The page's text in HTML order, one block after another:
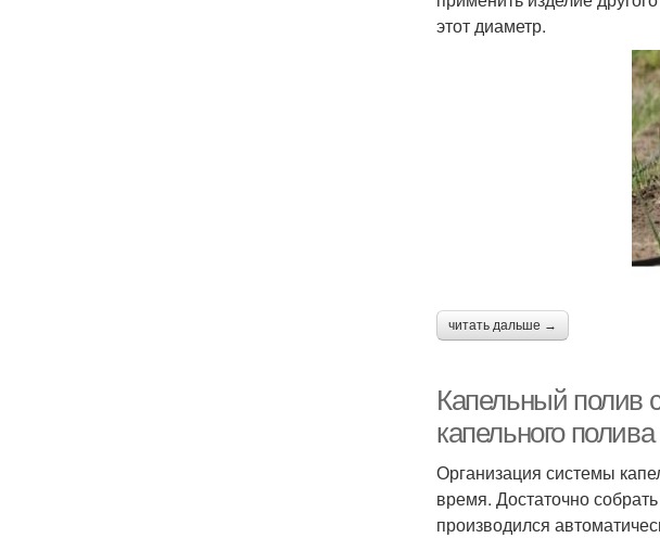
этот диаметр.
читать дальше →
Капельный полив
капельного полива
Организация системы
время. Достаточно
производился